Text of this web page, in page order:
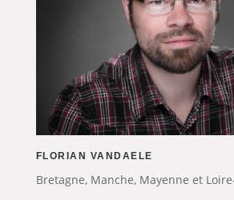
FLORIAN VANDAELE
Bretagne, Manche, Mayenne et